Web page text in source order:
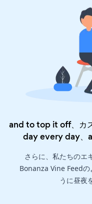
and to top it off、カ
day every day、
さらに、私たちのエ
Bonanza Vine Feed
うに昼夜